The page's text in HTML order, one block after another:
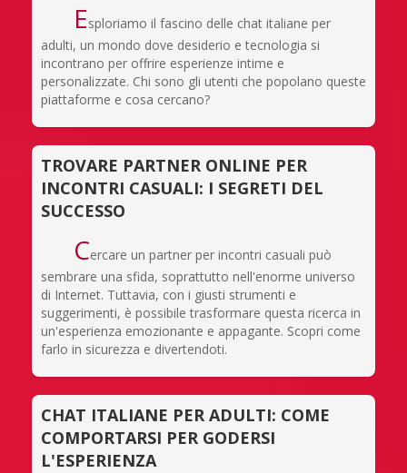
Esploriamo il fascino delle chat italiane per
adulti, un mondo dove desiderio e tecnologia si
incontrano per offrire esperienze intime e
personalizzate. Chi sono gli utenti che popolano queste
piattaforme e cosa cercano?
TROVARE PARTNER ONLINE PER
INCONTRI CASUALI: I SEGRETI DEL
SUCCESSO
Cercare un partner per incontri casuali può
sembrare una sfida, soprattutto nell'enorme universo
di Internet. Tuttavia, con i giusti strumenti e
suggerimenti, è possibile trasformare questa ricerca in
un'esperienza emozionante e appagante. Scopri come
farlo in sicurezza e divertendoti.
CHAT ITALIANE PER ADULTI: COME
COMPORTARSI PER GODERSI
L'ESPERIENZA